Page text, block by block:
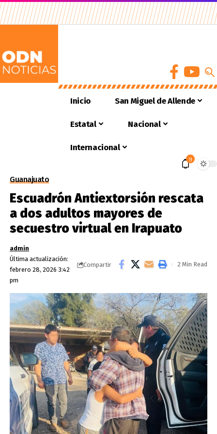
Inicio San Miguel de Allende
Estatal Nacional
Internacional
9
Guanajuato
Escuadrón Antiextorsión rescata
a dos adultos mayores de
secuestro virtual en Irapuato
Última actualización:
febrero 28, 2026 3:42
pm
admin
Compartir 2 Min Read